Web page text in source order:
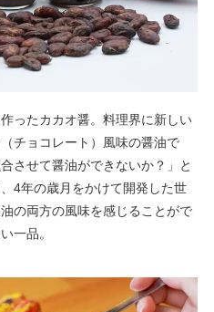
ったカカオ醤。料理界に新しい
チョコレート）風味の醤油で
させて醤油ができないか？」と
4年の歳月をかけて開発した世
の両方の風味を感じることがで
一品。